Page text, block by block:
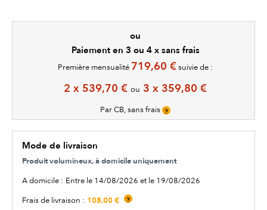
ou
Paiement en 3 ou 4 x sans frais
Première mensualité 719,60 € suivie de :
2 x 539,70 € ou 3 x 359,80 €
Par CB, sans frais ?
Mode de livraison
Produit volumineux, à domicile uniquement
A domicile : Entre le 14/08/2026 et le 19/08/2026
Frais de livraison : 108,00 € ?